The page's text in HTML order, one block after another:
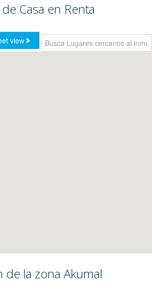
Casa en Renta
de la zona Akumal